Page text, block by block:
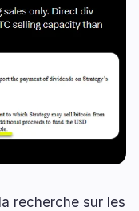
à Niveau
Écosystèmes
recherche sur les